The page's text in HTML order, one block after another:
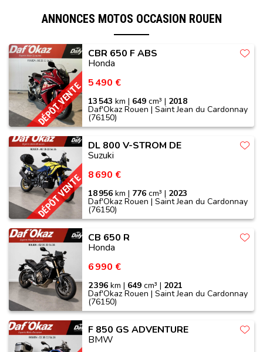
ANNONCES MOTOS OCCASION ROUEN
DÉPÔT VENTE
CBR 650 F ABS
Honda
5 490 €
13 543 km | 649 cm³ | 2018
Daf'Okaz Rouen | Saint Jean du Cardonnay
(76150)
DÉPÔT VENTE
DL 800 V-STROM DE
Suzuki
8 690 €
18 956 km | 776 cm³ | 2023
Daf'Okaz Rouen | Saint Jean du Cardonnay
(76150)
CB 650 R
Honda
6 990 €
2 396 km | 649 cm³ | 2021
Daf'Okaz Rouen | Saint Jean du Cardonnay
(76150)
F 850 GS ADVENTURE
BMW